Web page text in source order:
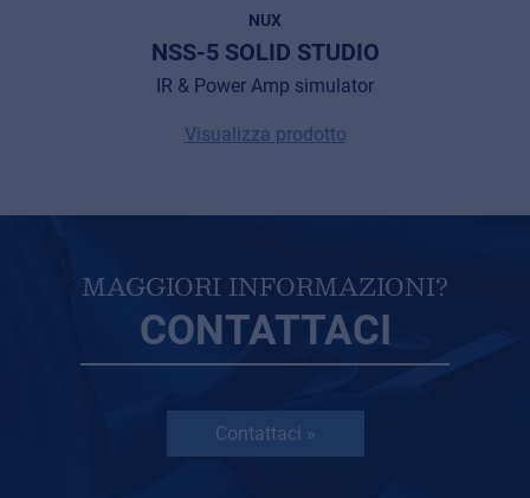
NUX
NSS-5 SOLID STUDIO
IR & Power Amp simulator
Visualizza prodotto
MAGGIORI INFORMAZIONI?
CONTATTACI
Contattaci »